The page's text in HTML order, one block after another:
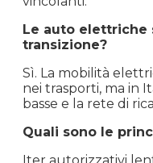
Le auto elettriche
transizione?
Sì. La mobilità
nei trasporti, ma in
basse e la rete di
Quali sono le